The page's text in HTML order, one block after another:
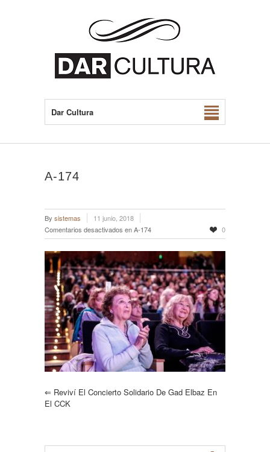
Dar Cultura
A-174
By sistemas
11 junio, 2018
Comentarios desactivados en A-174 0
⇐ Reviví El Concierto Solidario De Gad Elbaz En
El CCK